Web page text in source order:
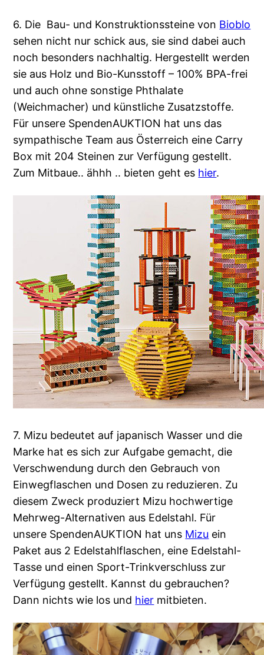
6. Die Bau- und Konstruktionssteine von Bioblo
sehen nicht nur schick aus, sie sind dabei auch
noch besonders nachhaltig. Hergestellt werden
sie aus Holz und Bio-Kunsstoff – 100% BPA-frei
und auch ohne sonstige Phthalate
(Weichmacher) und künstliche Zusatzstoffe.
Für unsere SpendenAUKTION hat uns das
sympathische Team aus Österreich eine Carry
Box mit 204 Steinen zur Verfügung gestellt.
Zum Mitbaue.. ähhh .. bieten geht es hier.
7. Mizu bedeutet auf japanisch Wasser und die
Marke hat es sich zur Aufgabe gemacht, die
Verschwendung durch den Gebrauch von
Einwegflaschen und Dosen zu reduzieren. Zu
diesem Zweck produziert Mizu hochwertige
Mehrweg-Alternativen aus Edelstahl. Für
unsere SpendenAUKTION hat uns Mizu ein
Paket aus 2 Edelstahlflaschen, eine Edelstahl-
Tasse und einen Sport-Trinkverschluss zur
Verfügung gestellt. Kannst du gebrauchen?
Dann nichts wie los und hier mitbieten.